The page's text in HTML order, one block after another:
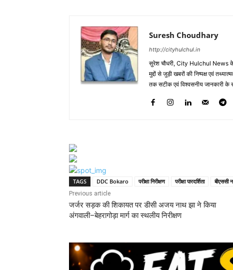
Suresh Choudhary
http://cityhulchul.in
सुरेश चौधरी, City Hulchul News के
मुद्दों से जुड़ी खबरों की निष्पक्ष एवं
तक सटीक एवं विश्वसनीय जानकारी के
TAGS DDC Bokaro परीक्षा निरीक्षण परीक्षा पारदर्शिता बीएससी
Previous article
जर्जर सड़क की शिकायत पर डीसी अजय नाथ झा ने किया
अंगवाली–बेहरागोड़ा मार्ग का स्थलीय निरीक्षण